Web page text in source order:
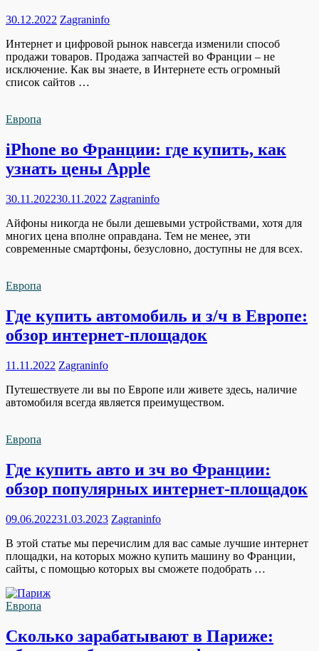
30.12.2022 Zagraninfo
Интернет и цифровой рынок навсегда изменили способ
продажи товаров. Продажа запчастей во Франции – не
исключение. Как вы знаете, в Интернете есть огромный
список сайтов …
Европа
iPhone во Франции: где купить, как
узнать цены Apple
30.11.202230.11.2022 Zagraninfo
Айфоны никогда не были дешевыми устройствами, хотя для
многих цена вполне оправдана. Тем не менее, эти
современные смартфоны, безусловно, доступны не для всех.
Европа
Где купить автомобиль и з/ч в Европе:
обзор интернет-площадок
11.11.2022 Zagraninfo
Путешествуете ли вы по Европе или живете здесь, наличие
автомобиля всегда является преимуществом.
Европа
Где купить авто и зч во Франции:
обзор популярных интернет-площадок
09.06.202231.03.2023 Zagraninfo
В этой статье мы перечислим для вас самые лучшие интернет
площадки, на которых можно купить машину во Франции,
сайты, с помощью которых вы сможете подобрать …
Европа
Сколько зарабатывают в Париже: